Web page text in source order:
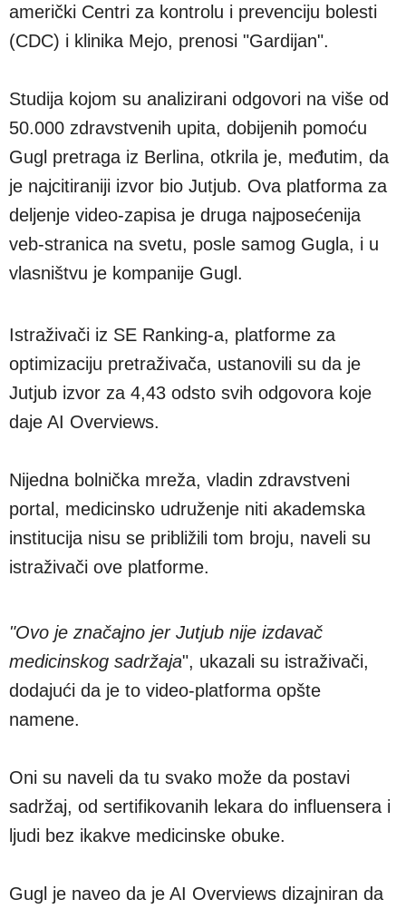
američki Centri za kontrolu i prevenciju bolesti
(CDC) i klinika Mejo, prenosi "Gardijan".
Studija kojom su analizirani odgovori na više od
50.000 zdravstvenih upita, dobijenih pomoću
Gugl pretraga iz Berlina, otkrila je, međutim, da
je najcitiraniji izvor bio Jutjub. Ova platforma za
deljenje video-zapisa je druga najposećenija
veb-stranica na svetu, posle samog Gugla, i u
vlasništvu je kompanije Gugl.
Istraživači iz SE Ranking-a, platforme za
optimizaciju pretraživača, ustanovili su da je
Jutjub izvor za 4,43 odsto svih odgovora koje
daje AI Overviews.
Nijedna bolnička mreža, vladin zdravstveni
portal, medicinsko udruženje niti akademska
institucija nisu se približili tom broju, naveli su
istraživači ove platforme.
"Ovo je značajno jer Jutjub nije izdavač
medicinskog sadržaja", ukazali su istraživači,
dodajući da je to video-platforma opšte
namene.
Oni su naveli da tu svako može da postavi
sadržaj, od sertifikovanih lekara do influensera i
ljudi bez ikakve medicinske obuke.
Gugl je naveo da je AI Overviews dizajniran da